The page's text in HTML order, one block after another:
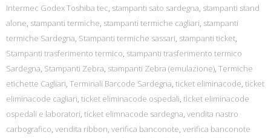
Intermec Godex Toshiba tec, stampanti sato sardegna, stampanti stand
alone, stampanti termiche, stampanti termiche cagliari, stampanti
termiche Sardegna, Stampanti termiche sassari, stampanti ticket,
Stampanti trasferimento termico, stampanti trasferimento termico
Sardegna, Stampanti Zebra, stampanti Zebra (emulazione), Termiche
etichette Cagliari, Terminali Barcode Sardegna, ticket eliminacode, ticket
eliminacode cagliari, ticket eliminacode ospedali, ticket eliminacode
ospedali e laboratori, ticket elimnacode sardegna, vendita nastro
carbografico, vendita ribbon, verifica banconote, verifica banconote